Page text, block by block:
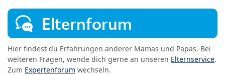
Elternforum
Hier findest du Erfahrungen anderer Mamas und Papas. Bei
weiteren Fragen, wende dich gerne an unseren Elternservice.
Zum Expertenforum wechseln.